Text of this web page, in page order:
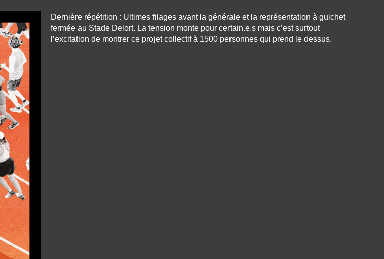
Dernière répétition : Ultimes filages avant la générale et la représentation à guichet
fermée au Stade Delort. La tension monte pour certain.e.s mais c’est surtout
l’excitation de montrer ce projet collectif à 1500 personnes qui prend le dessus.